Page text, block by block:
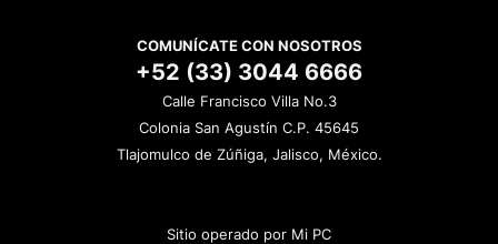
COMUNÍCATE CON NOSOTROS
+52 (33) 3044 6666
Calle Francisco Villa No.3
Colonia San Agustín C.P. 45645
Tlajomulco de Zúñiga, Jalisco, México.
Sitio operado por Mi PC